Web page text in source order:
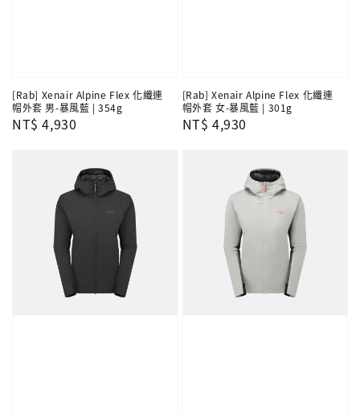
[Rab] Xenair Alpine Flex 化纖連
帽外套 男-暴風藍 | 354g
Regular
NT$ 4,930
[Rab] Xenair Alpine Flex 化纖連
帽外套 女-暴風藍 | 301g
Regular
NT$ 4,930